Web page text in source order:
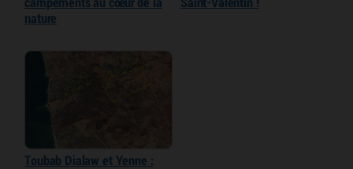
nature
Toubab Dialaw et Yenne :